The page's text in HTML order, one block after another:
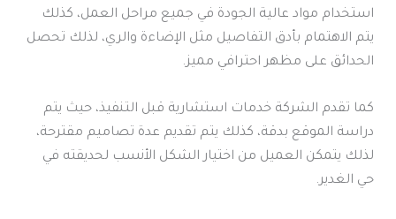
استخدام مواد عالية الجودة في جميع مراحل العمل، كذلك
يتم الاهتمام بأدق التفاصيل مثل الإضاءة والري، لذلك تحصل
الحدائق على مظهر احترافي مميز.
كما تقدم الشركة خدمات استشارية قبل التنفيذ، حيث يتم
دراسة الموقع بدقة، كذلك يتم تقديم عدة تصاميم مقترحة،
لذلك يتمكن العميل من اختيار الشكل الأنسب لحديقته في
حي الغدير.